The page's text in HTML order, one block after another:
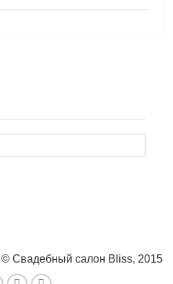
© Свадебный салон Bliss, 2015